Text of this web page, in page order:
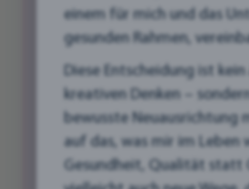
Interaktives Grafikdesign ist
Erlebnis, das Deine Kunden
begeistert. Animationen und
Grafiken machen den
darum geht, Aufmerksamkeit
Nutzer zu binden. Erfahre,
einem für mich und das
gesunden Rahmen,
Diese Entscheidung ist
kreativen Denken –
bewusste Neuausrichtung
auf das, was mir im Leben
Gesundheit, Qualität statt